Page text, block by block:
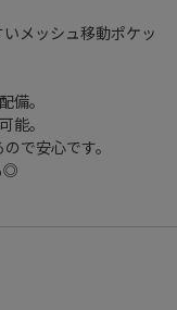
メッシュ移動ポケッ
備。
能。
で安心です。
◎